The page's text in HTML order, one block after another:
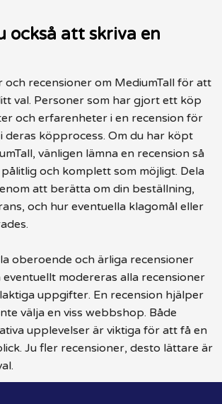
också att skriva en
och recensioner om MediumTall för att
val. Personer som har gjort ett köp
och erfarenheter i en recension för
deras köpprocess. Om du har köpt
vänligen lämna en recension så
och komplett som möjligt. Dela
att berätta om din beställning,
och hur eventuella klagomål eller
oberoende och ärliga recensioner
modereras alla recensioner
uppgifter. En recension hjälper
välja en viss webbshop. Både
upplevelser är viktiga för att få en
Ju fler recensioner, desto lättare är